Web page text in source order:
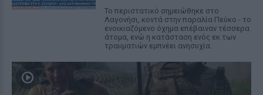
Το περιστατικό σημειώθηκε στο
Λαγονήσι, κοντά στην παραλία Πεύκο - το
ενοικιαζόμενο όχημα επέβαιναν τέσσερα
άτομα, ενώ η κατάσταση ενός εκ των
τραυματιών εμπνέει ανησυχία.